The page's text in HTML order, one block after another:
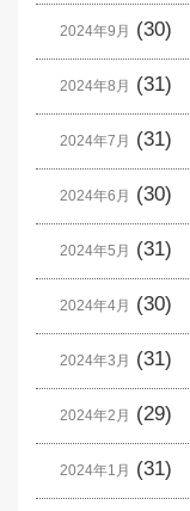
2024年9月 (30)
2024年8月 (31)
2024年7月 (31)
2024年6月 (30)
2024年5月 (31)
2024年4月 (30)
2024年3月 (31)
2024年2月 (29)
2024年1月 (31)